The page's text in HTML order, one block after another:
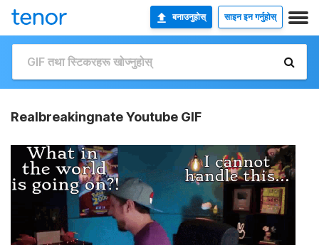
बनाउनुहोस् साइन इन गर्नुहोस्
Realbreakingnate Youtube GIF